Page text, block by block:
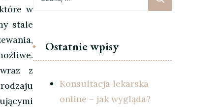
w
stale
z
Ostatnie wpisy
Konsultacja lekarska
online – jak wygląda?